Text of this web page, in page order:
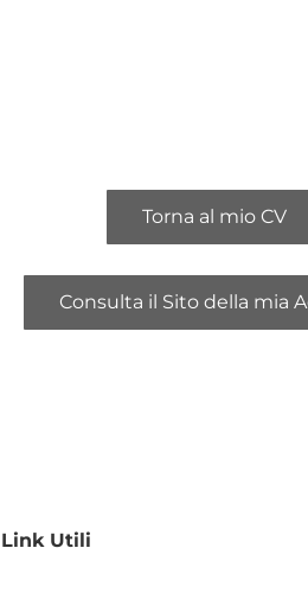
Torna al mio CV
Consulta il Sito della mia
Link Utili